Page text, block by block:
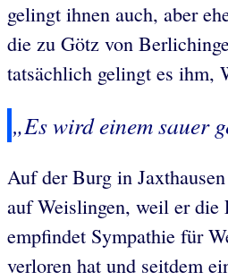
gelingt ihnen auch, aber
die zu Götz von
tatsächlich gelingt es ihm,
„Es wird einem sauer
Auf der Burg in
auf Weislingen, weil er die
empfindet Sympathie für
verloren hat und seitdem